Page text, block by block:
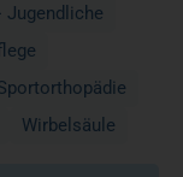
Jugendliche
Wirbelsäule